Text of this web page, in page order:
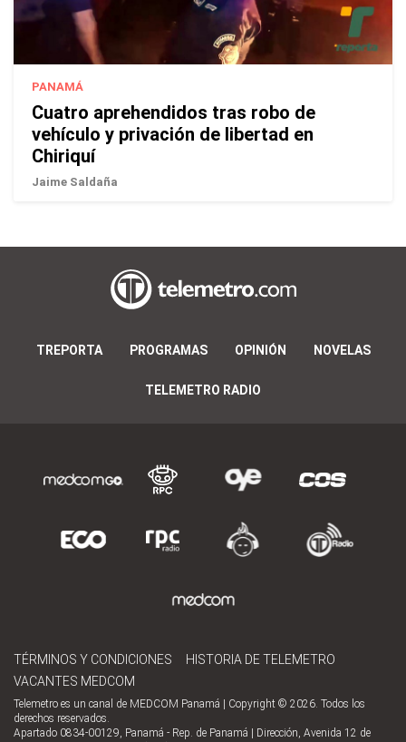
PANAMÁ
Cuatro aprehendidos tras robo de
vehículo y privación de libertad en
Chiriquí
Jaime Saldaña
TREPORTA PROGRAMAS OPINIÓN NOVELAS
TELEMETRO RADIO
TÉRMINOS Y CONDICIONES
HISTORIA DE TELEMETRO
VACANTES MEDCOM
Telemetro es un canal de MEDCOM Panamá | Copyright © 2026. Todos los
derechos reservados.
Apartado 0834-00129, Panamá - Rep. de Panamá | Dirección, Avenida 12 de